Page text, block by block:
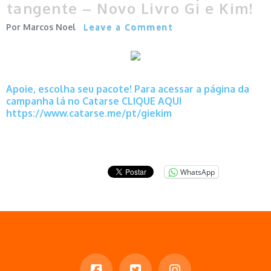
tangente – Novo Livro Gi e Kim!
Marcos Noel Leave a Comment
Apoie, escolha seu pacote! Para acessar a página da
campanha lá no Catarse CLIQUE AQUI
https://www.catarse.me/pt/giekim
WhatsApp